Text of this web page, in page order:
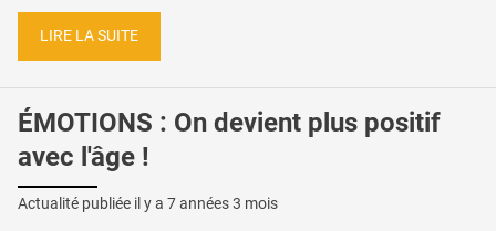
LIRE LA SUITE
ÉMOTIONS : On devient plus positif
avec l'âge !
Actualité publiée il y a 7 années 3 mois